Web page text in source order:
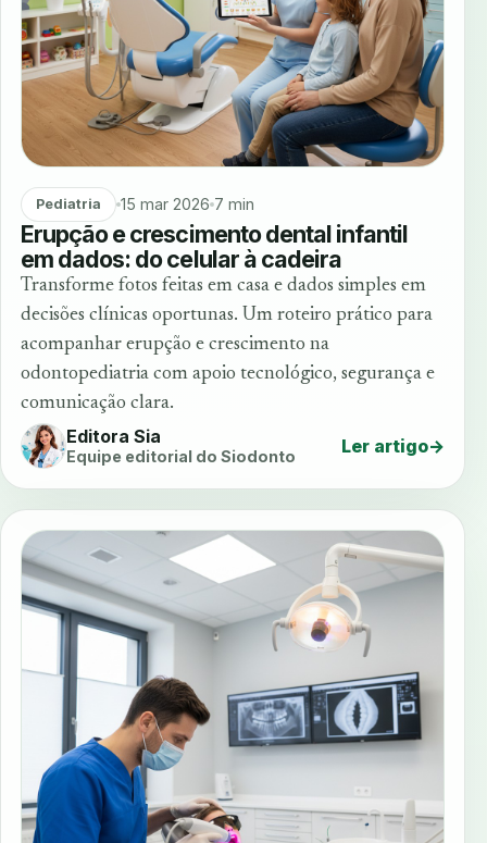
Pediatria 15 mar 2026 7 min
Erupção e crescimento dental infantil
em dados: do celular à cadeira
Transforme fotos feitas em casa e dados simples em
decisões clínicas oportunas. Um roteiro prático para
acompanhar erupção e crescimento na
odontopediatria com apoio tecnológico, segurança e
comunicação clara.
Editora Sia
Equipe editorial do Siodonto Ler artigo→